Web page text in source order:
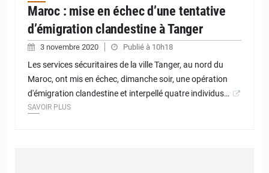
Maroc : mise en échec d’une tentative
d’émigration clandestine à Tanger
3 novembre 2020 Publié à 10h18
Les services sécuritaires de la ville Tanger, au nord du
Maroc, ont mis en échec, dimanche soir, une opération
d'émigration clandestine et interpellé quatre individus…
SAVOIR PLUS